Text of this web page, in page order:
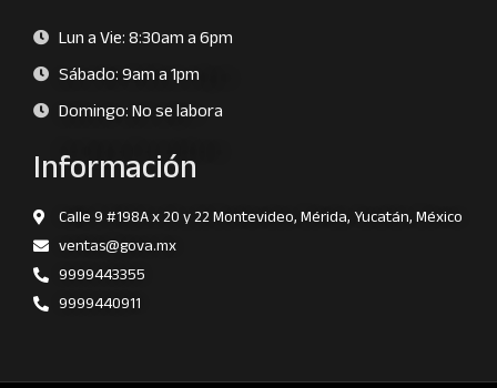
Lun a Vie: 8:30am a 6pm
Sábado: 9am a 1pm
Domingo: No se labora
Información
Calle 9 #198A x 20 y 22 Montevideo, Mérida, Yucatán, México
ventas@gova.mx
9999443355
9999440911